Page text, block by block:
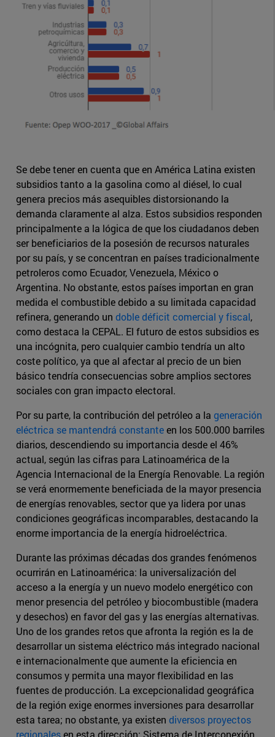
Se debe tener en cuenta que en América Latina existen
subsidios tanto a la gasolina como al diésel, lo cual
genera precios más asequibles distorsionando la
demanda claramente al alza. Estos subsidios responden
principalmente a la lógica de que los ciudadanos deben
ser beneficiarios de la posesión de recursos naturales
por su país, y se concentran en países tradicionalmente
petroleros como Ecuador, Venezuela, México o
Argentina. No obstante, estos países importan en gran
medida el combustible debido a su limitada capacidad
refinera, generando un doble déficit comercial y fiscal,
como destaca la CEPAL. El futuro de estos subsidios es
una incógnita, pero cualquier cambio tendría un alto
coste político, ya que al afectar al precio de un bien
básico tendría consecuencias sobre amplios sectores
sociales con gran impacto electoral.
Por su parte, la contribución del petróleo a la generación
eléctrica se mantendrá constanteen los 500.000 barriles
diarios, descendiendo su importancia desde el 46%
actual, según las cifras para Latinoamérica de la
Agencia Internacional de la Energía Renovable. La región
se verá enormemente beneficiada de la mayor presencia
de energías renovables, sector que ya lidera por unas
condiciones geográficas incomparables, destacando la
enorme importancia de la energía hidroeléctrica.
Durante las próximas décadas dos grandes fenómenos
ocurrirán en Latinoamérica: la universalización del
acceso a la energía y un nuevo modelo energético con
menor presencia del petróleo y biocombustible (madera
y desechos) en favor del gas y las energías alternativas.
Uno de los grandes retos que afronta la región es la de
desarrollar un sistema eléctrico más integrado nacional
e internacionalmente que aumente la eficiencia en
consumos y permita una mayor flexibilidad en las
fuentes de producción. La excepcionalidad geográfica
de la región exige enormes inversiones para desarrollar
esta tarea; no obstante, ya existen diversos proyectos
regionalesen esta dirección: Sistema de Interconexión